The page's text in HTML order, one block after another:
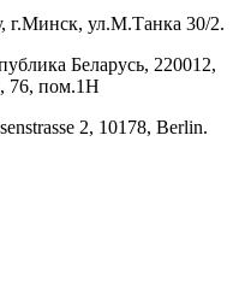
г.Минск, ул.М.Танка 30/2.
Беларусь, 220012,
76, пом.1Н
2, 10178, Berlin.